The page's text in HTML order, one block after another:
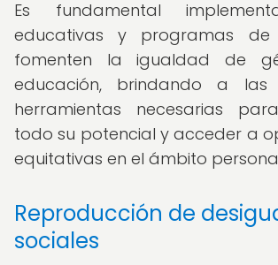
Es fundamental
educativas y programas
fomenten la igualdad de
educación, brindando a las
herramientas necesarias
todo su potencial y acceder a
equitativas en el ámbito
Reproducción de
sociales